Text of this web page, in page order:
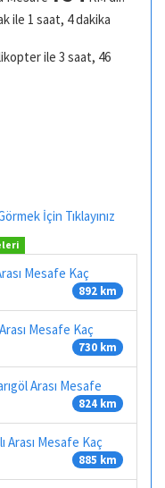
ile 1 saat, 4 dakika
ile 3 saat, 46
İçin Tıklayınız
Mesafe Kaç
892 km
Mesafe Kaç
730 km
Arası Mesafe
824 km
Arası Mesafe Kaç
885 km